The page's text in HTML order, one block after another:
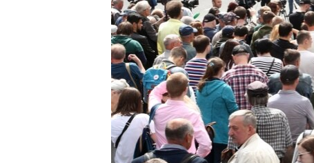
ՁԳՏԵԼՈՎ ԼԱՎԱԳՈՒՅՆԻՆ